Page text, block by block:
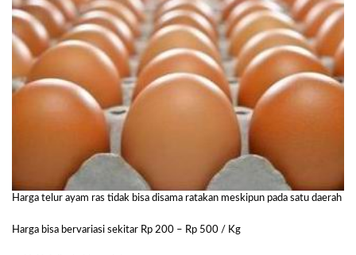
Harga telur ayam ras tidak bisa disama ratakan meskipun pada satu daerah
Harga bisa bervariasi sekitar Rp 200 – Rp 500 / Kg